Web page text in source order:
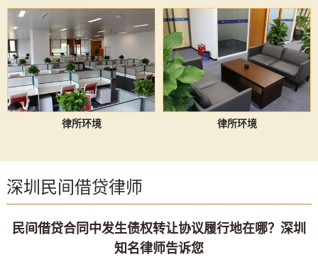
律所环境 律所环境
深圳民间借贷律师
民间借贷合同中发生债权转让协议履行地在哪？深圳
知名律师告诉您